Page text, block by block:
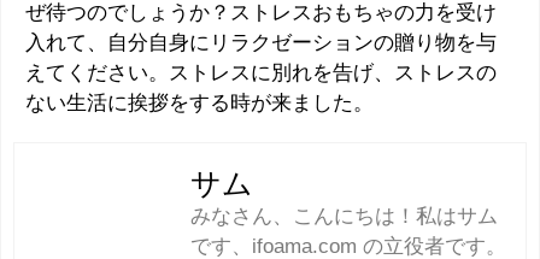
ぜ待つのでしょうか？ストレスおもちゃの力を受け
入れて、自分自身にリラクゼーションの贈り物を与
えてください。ストレスに別れを告げ、ストレスの
ない生活に挨拶をする時が来ました。
サム
みなさん、こんにちは！私はサム
です、ifoama.com の立役者です。